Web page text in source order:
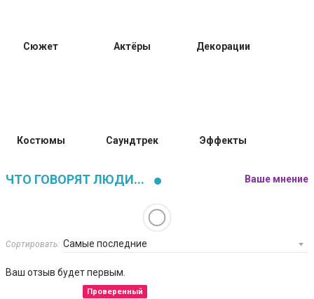
Сюжет Актёры Декорации
Костюмы Саундтрек Эффекты
ЧТО ГОВОРЯТ ЛЮДИ... Ваше мнение
Сортировать:
Ваш отзыв будет первым.
Проверенный